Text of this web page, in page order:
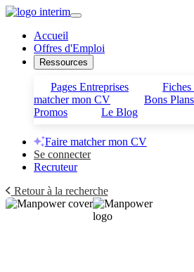
Accueil
Offres d'Emploi
Ressources
Pages Entreprises
matcher mon CV
Bons
Promos
Le Blog
Faire matcher mon CV
Se connecter
Recruteur
Retour à la recherche